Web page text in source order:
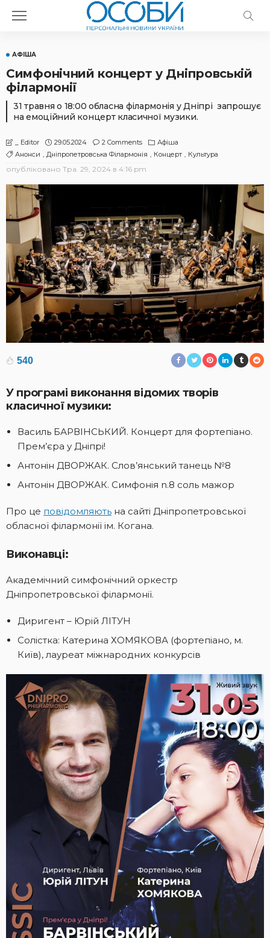
АФІША
Симфонічний концерт у Дніпровській
філармонії
31 травня о 18:00 обласна філармонія у Дніпрі запрошує
на емоційний концерт класичної музики.
_ Editor 29.05.2024 2 Comments
Афіша
Анонси
Дніпропетровська Філармонія Концерт Культура
опубліковано Тра. 29, 2024 в 4:16 pm
540
У програмі виконання відомих творів
класичної музики:
Василь БАРВІНСЬКИЙ. Концерт для фортепіано.
Прем’єра у Дніпрі!
Антонін ДВОРЖАК. Слов’янський танець №8
Антонін ДВОРЖАК. Симфонія n.8 соль мажор
Про це повідомляють на сайті Дніпропетровської
обласної філармонії ім. Когана.
Виконавці:
Академічний симфонічний оркестр
Дніпропетровської філармонії.
Диригент – Юрій ЛІТУН
Солістка: Катерина ХОМЯКОВА (фортепіано, м.
Київ), лауреат міжнародних конкурсів